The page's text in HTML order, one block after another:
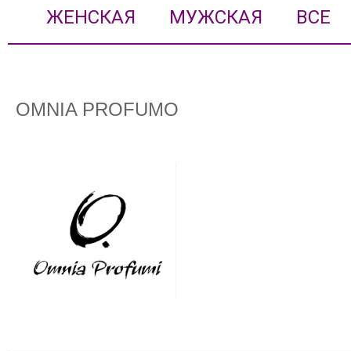
ЖЕНСКАЯ МУЖСКАЯ ВСЕ
OMNIA PROFUMO